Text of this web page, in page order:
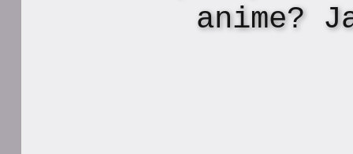
anime?